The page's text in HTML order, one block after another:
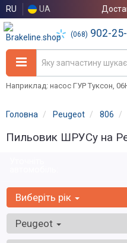
RU UA
(068) 902-
Наприклад: насос ГУР Туксон,
Головна Peugeot 806
Пильовик ШРУСу на
Виберіть рік
Peugeot